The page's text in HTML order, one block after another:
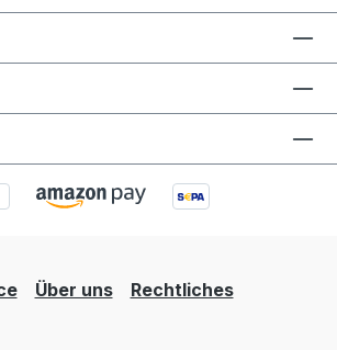
Über uns Rechtliches